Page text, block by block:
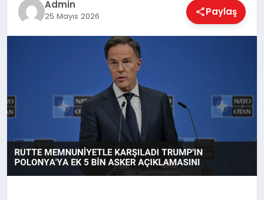
Admin
25 Mayıs 2026 Paylaş